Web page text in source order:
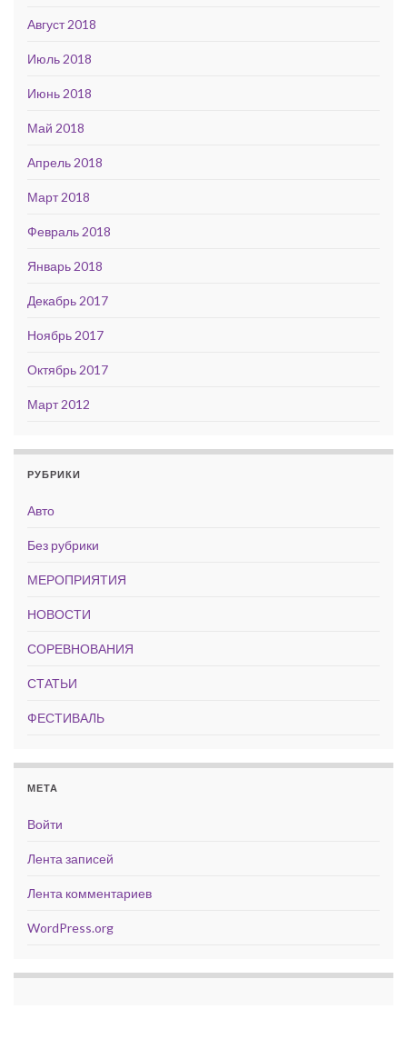
Август 2018
Июль 2018
Июнь 2018
Май 2018
Апрель 2018
Март 2018
Февраль 2018
Январь 2018
Декабрь 2017
Ноябрь 2017
Октябрь 2017
Март 2012
РУБРИКИ
Авто
Без рубрики
МЕРОПРИЯТИЯ
НОВОСТИ
СОРЕВНОВАНИЯ
СТАТЬИ
ФЕСТИВАЛЬ
МЕТА
Войти
Лента записей
Лента комментариев
WordPress.org